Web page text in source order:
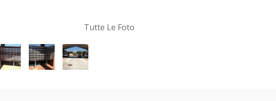
Tutte Le Foto